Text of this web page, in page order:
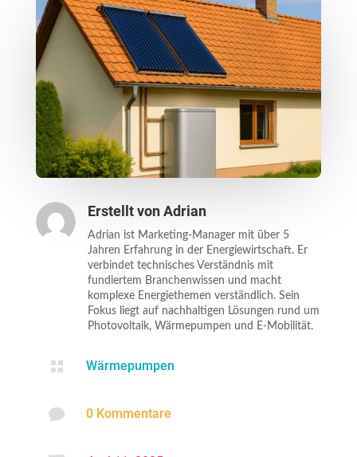
Erstellt von Adrian
Adrian ist Marketing-Manager mit über 5
Jahren Erfahrung in der Energiewirtschaft. Er
verbindet technisches Verständnis mit
fundiertem Branchenwissen und macht
komplexe Energiethemen verständlich. Sein
Fokus liegt auf nachhaltigen Lösungen rund um
Photovoltaik, Wärmepumpen und E-Mobilität.
 Wärmepumpen
 0 Kommentare